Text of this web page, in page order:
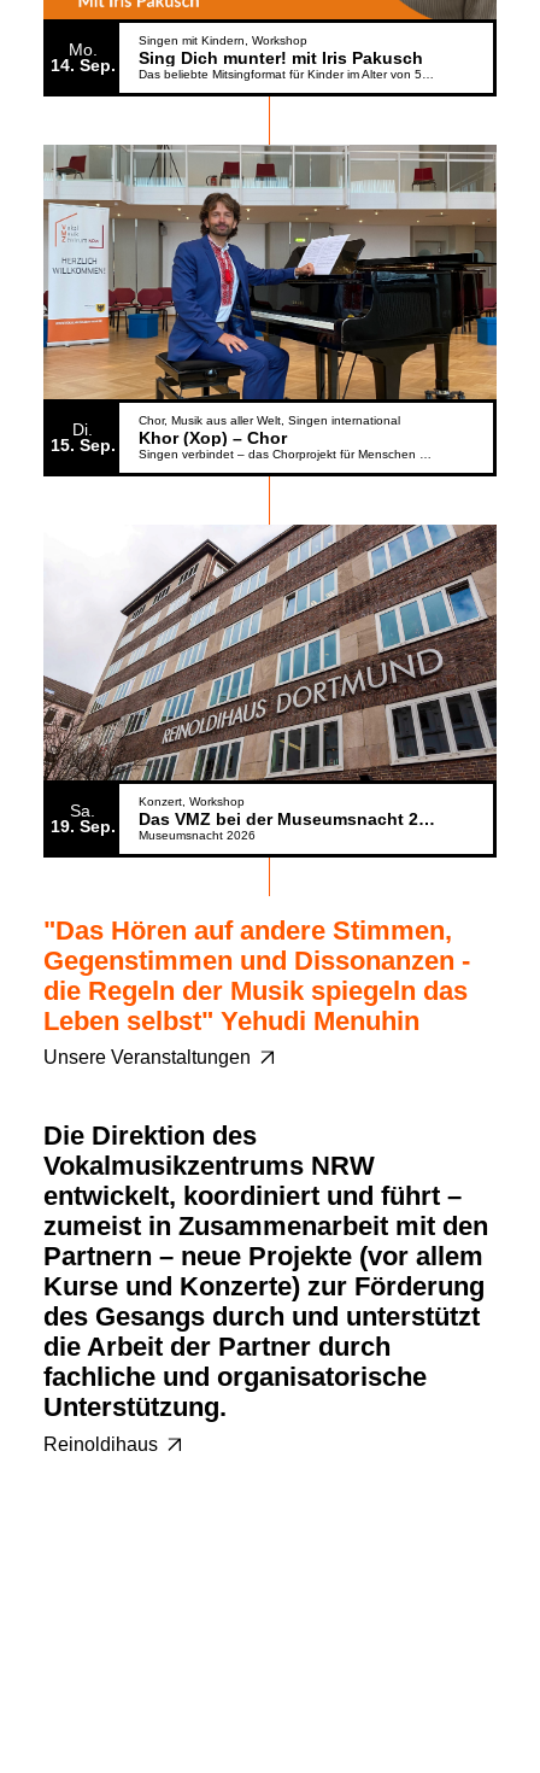
Mo.
14 Sep.
Singen mit Kindern Workshop
Sing Dich munter! mit Iris Pakusch
Das beliebte Mitsingformat für Kinder im Alter von 5 bis 6 Jahren geht weiter
Di.
15 Sep.
Chor Musik aus aller Welt Singen international
Khor (Xop) – Chor
Singen verbindet – das Chorprojekt für Menschen aus der Ukraine
Sa.
19 Sep.
Konzert Workshop
Das VMZ bei der Museumsnacht 2026
Museumsnacht 2026
"Das Hören auf andere Stimmen,
Gegenstimmen und Dissonanzen -
die Regeln der Musik spiegeln das
Leben selbst" Yehudi Menuhin
Unsere Veranstaltungen
Die Direktion des
Vokalmusikzentrums NRW
entwickelt, koordiniert und führt –
zumeist in Zusammenarbeit mit den
Partnern – neue Projekte (vor allem
Kurse und Konzerte) zur Förderung
des Gesangs durch und unterstützt
die Arbeit der Partner durch
fachliche und organisatorische
Unterstützung.
Reinoldihaus